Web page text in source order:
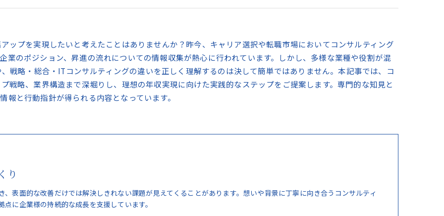
ップを実現したいと考えたことはありませんか？昨今、キャリア選択や転職市場においてコンサルティング
業のポジション、昇進の流れについての情報収集が熱心に行われています。しかし、多様な業種や役割が混
戦略・総合・ITコンサルティングの違いを正しく理解するのは決して簡単ではありません。本記事では、コ
戦略、業界構造まで深堀りし、理想の年収実現に向けた実践的なステップをご提案します。専門的な知見と
と行動指針が得られる内容となっています。
り
、表面的な改善だけでは解決しきれない課題が見えてくることがあります。想いや背景に丁寧に向き合うコンサルティ
点に企業様の持続的な成長を支援しています。